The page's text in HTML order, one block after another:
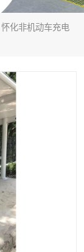
怀化非机动车充电